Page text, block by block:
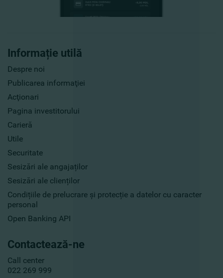
Informație utilă
Despre noi
Publicarea informaţiei
Acţionari
Pagina investitorului
Carieră
Utile
Securitate
Sesizări ale angajaților
Sesizări ale clienților
Condițiile de prelucrare și protecție a datelor cu caracter
personal
Open Banking API
Contactează-ne
Call center
022 269 999